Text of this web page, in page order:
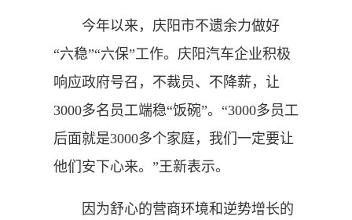
今年以来，庆阳市不遗余力做好
“六稳”“六保”工作。庆阳汽车企业积极
响应政府号召，不裁员、不降薪，让
3000多名员工端稳“饭碗”。“3000多员工
后面就是3000多个家庭，我们一定要让
他们安下心来。”王新表示。
因为舒心的营商环境和逆势增长的